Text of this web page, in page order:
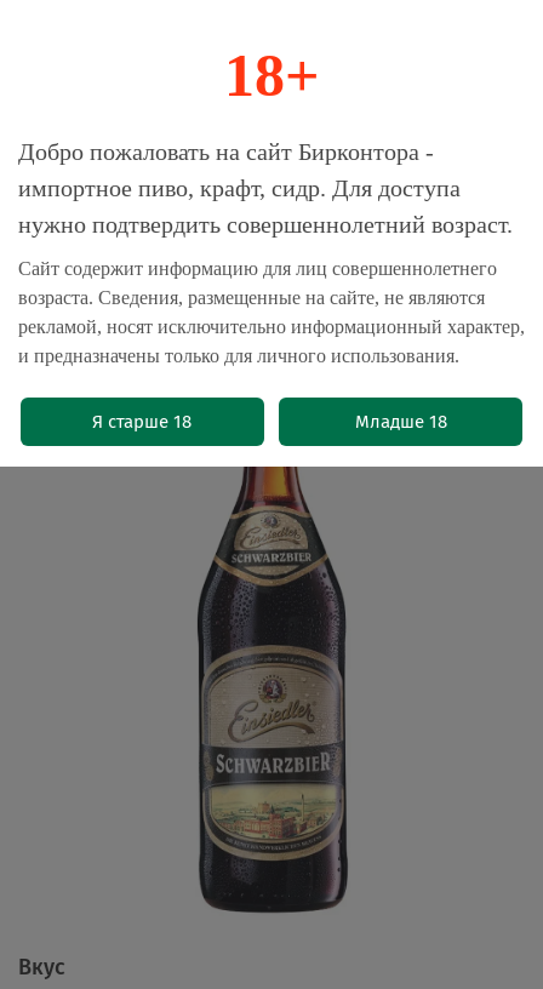
Магазин-Склад импортного пива, крафта и
Главная Пиво импортное
Пиво Айнзидлер Шварцбир /
Einsiedler Schwarzbier 0.5 - стекло
Вкус
18+
Добро пожаловать на сайт Бирконтора -
импортное пиво, крафт, сидр. Для доступа
нужно подтвердить совершеннолетний возраст.
Сайт содержит информацию для лиц совершеннолетнего
возраста. Сведения, размещенные на сайте, не являются
рекламой, носят исключительно информационный характер,
и предназначены только для личного использования.
Я старше 18 Младше 18